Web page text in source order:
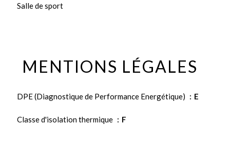
Salle de sport
MENTIONS LÉGALES
DPE (Diagnostique de Performance Energétique) E
Classe d'isolation thermique F